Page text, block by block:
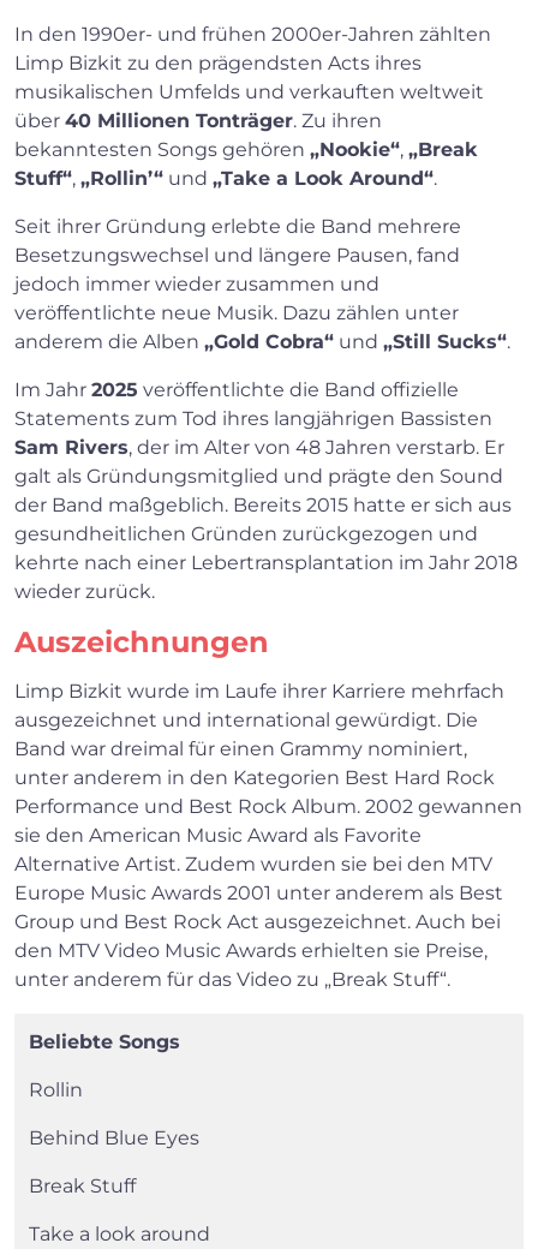
In den 1990er- und frühen 2000er-Jahren zählten
Limp Bizkit zu den prägendsten Acts ihres
musikalischen Umfelds und verkauften weltweit
über 40 Millionen Tonträger. Zu ihren
bekanntesten Songs gehören „Nookie“, „Break
Stuff“, „Rollin’“ und „Take a Look Around“.
Seit ihrer Gründung erlebte die Band mehrere
Besetzungswechsel und längere Pausen, fand
jedoch immer wieder zusammen und
veröffentlichte neue Musik. Dazu zählen unter
anderem die Alben „Gold Cobra“ und „Still Sucks“.
Im Jahr 2025 veröffentlichte die Band offizielle
Statements zum Tod ihres langjährigen Bassisten
Sam Rivers, der im Alter von 48 Jahren verstarb. Er
galt als Gründungsmitglied und prägte den Sound
der Band maßgeblich. Bereits 2015 hatte er sich aus
gesundheitlichen Gründen zurückgezogen und
kehrte nach einer Lebertransplantation im Jahr 2018
wieder zurück.
Auszeichnungen
Limp Bizkit wurde im Laufe ihrer Karriere mehrfach
ausgezeichnet und international gewürdigt. Die
Band war dreimal für einen Grammy nominiert,
unter anderem in den Kategorien Best Hard Rock
Performance und Best Rock Album. 2002 gewannen
sie den American Music Award als Favorite
Alternative Artist. Zudem wurden sie bei den MTV
Europe Music Awards 2001 unter anderem als Best
Group und Best Rock Act ausgezeichnet. Auch bei
den MTV Video Music Awards erhielten sie Preise,
unter anderem für das Video zu „Break Stuff“.
Beliebte Songs
Rollin
Behind Blue Eyes
Break Stuff
Take a look around